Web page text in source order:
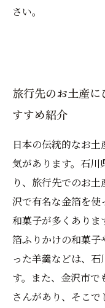
さい。
旅行先のお土産
すすめ紹介
日本の伝統的なお
気があります。石川
り、旅行先でのお
沢で有名な金箔を使
和菓子が多くありま
箔ふりかけの和菓
った羊羹などは、
す。また、金沢市
さんがあり、そこ